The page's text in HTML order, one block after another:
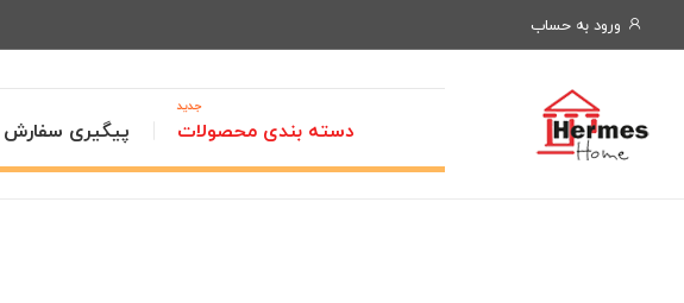
ورود به حساب
دسته بندی محصولات
جدید
پیگیری سفارش